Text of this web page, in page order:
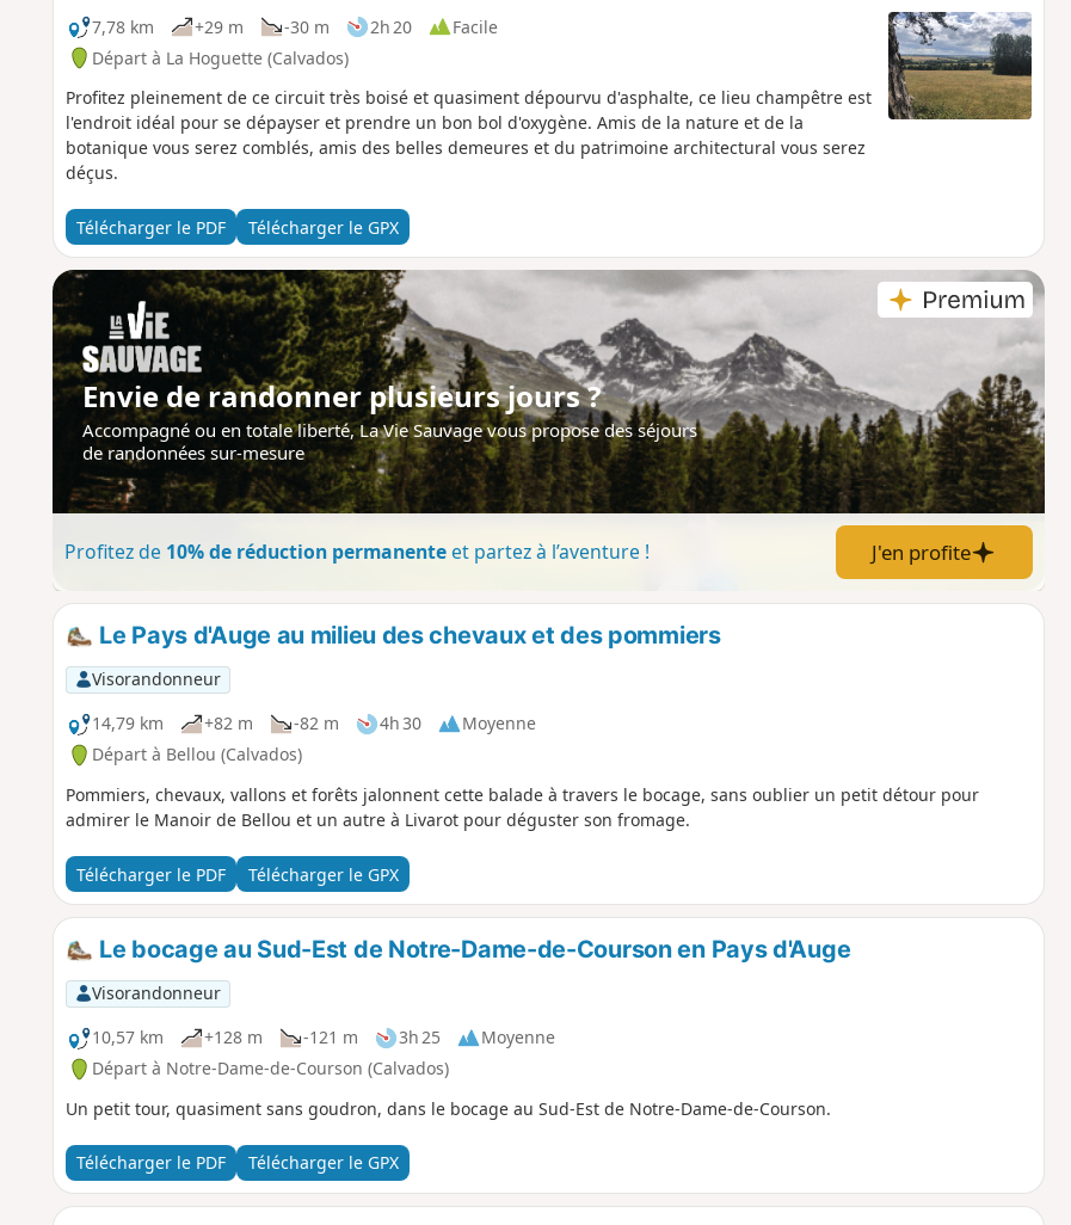
7,78 km
+29 m -30 m 2h 20
Facile
Départ à La Hoguette (Calvados)
Profitez pleinement de ce circuit très boisé et quasiment dépourvu d'asphalte, ce lieu champêtre est
l'endroit idéal pour se dépayser et prendre un bon bol d'oxygène. Amis de la nature et de la
botanique vous serez comblés, amis des belles demeures et du patrimoine architectural vous serez
déçus.
Télécharger le PDF Télécharger le GPX
Envie de randonner plusieurs jours ?
Accompagné ou en totale liberté, La Vie Sauvage vous propose des séjours
de randonnées sur-mesure
Profitez de 10% de réduction permanenteet partez à l’aventure ! J'en profite
Le Pays d'Auge au milieu des chevaux et des pommiers
Visorandonneur
14,79 km
+82 m -82 m 4h 30
Moyenne
Départ à Bellou (Calvados)
Pommiers, chevaux, vallons et forêts jalonnent cette balade à travers le bocage, sans oublier un petit détour pour
admirer le Manoir de Bellou et un autre à Livarot pour déguster son fromage.
Télécharger le PDF Télécharger le GPX
Le bocage au Sud-Est de Notre-Dame-de-Courson en Pays d'Auge
Visorandonneur
10,57 km
+128 m -121 m 3h 25
Moyenne
Départ à Notre-Dame-de-Courson (Calvados)
Un petit tour, quasiment sans goudron, dans le bocage au Sud-Est de Notre-Dame-de-Courson.
Télécharger le PDF Télécharger le GPX